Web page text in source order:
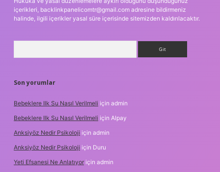
içerikleri, backlinkpanelicomtr@gmail.com adresine bildirmeniz
halinde, ilgili içerikler yasal süre içerisinde sitemizden kaldırılacaktır.
Son yorumlar
Bebeklere Ilk Su Nasıl Verilmeli için admin
Bebeklere Ilk Su Nasıl Verilmeli için Alpay
Anksiyöz Nedir Psikoloji için admin
Anksiyöz Nedir Psikoloji için Duru
Yeti Efsanesi Ne Anlatıyor için admin